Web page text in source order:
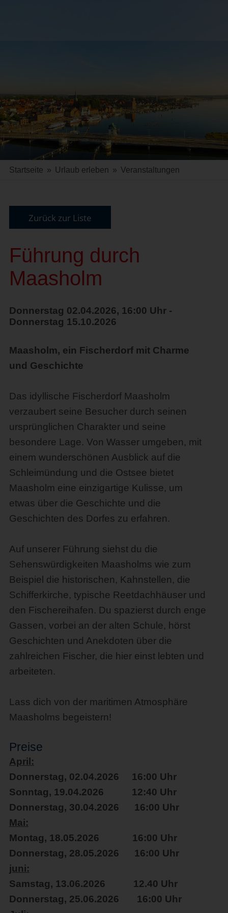
Startseite » Urlaub erleben » Veranstaltungen
Zurück zur Liste
Führung durch
Maasholm
Donnerstag 02.04.2026, 16:00 Uhr -
Donnerstag 15.10.2026
Maasholm, ein Fischerdorf mit Charme
und Geschichte
Das idyllische Fischerdorf Maasholm
verzaubert seine Besucher durch seinen
ursprünglichen Charakter und seine
besondere Lage. Von Wasser umgeben, mit
einem wunderschönen Ausblick auf die
Schleimündung und die Ostsee bietet
Maasholm eine einzigartige Kulisse, um
etwas über die Geschichte und die
Geschichten des Dorfes zu erfahren.
Auf unserer Führung siehst du die
Sehenswürdigkeiten Maasholms wie zum
Beispiel die historischen, Kahnstellen, die
Schifferkirche, typische Reetdachhäuser und
den Fischereihafen. Du spazierst durch enge
Gassen, vorbei an der alten Schule, hörst
Geschichten und Anekdoten über die
zahlreichen Fischer, die hier einst lebten und
arbeiteten.
Lass dich von der maritimen Atmosphäre
Maasholms begeistern!
Preise
April:
Donnerstag, 02.04.2026 16:00 Uhr
Sonntag, 19.04.2026 12:40 Uhr
Donnerstag, 30.04.2026 16:00 Uhr
Mai:
Montag, 18.05.2026 16:00 Uhr
Donnerstag, 28.05.2026 16:00 Uhr
juni:
Samstag, 13.06.2026 12.40 Uhr
Donnerstag, 25.06.2026 16:00 Uhr